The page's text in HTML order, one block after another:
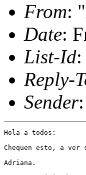
From:
Date:
List-Id
Reply-
Sender:
Hola a todos:
Chequen esto, a
Adriana.